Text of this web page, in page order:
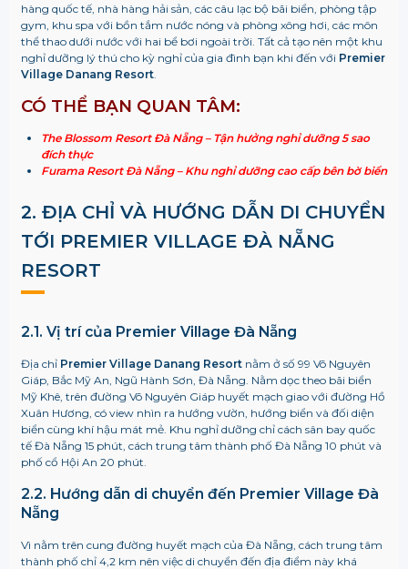
hàng quốc tế, nhà hàng hải sản, các câu lạc bộ bãi biển, phòng tập
gym, khu spa với bồn tắm nước nóng và phòng xông hơi, các môn
thể thao dưới nước với hai bể bơi ngoài trời. Tất cả tạo nên một khu
nghỉ dưỡng lý thú cho kỳ nghỉ của gia đình bạn khi đến với Premier
Village Danang Resort.
CÓ THỂ BẠN QUAN TÂM:
The Blossom Resort Đà Nẵng – Tận hưởng nghỉ dưỡng 5 sao
đích thực
Furama Resort Đà Nẵng – Khu nghỉ dưỡng cao cấp bên bờ biển
2. ĐỊA CHỈ VÀ HƯỚNG DẪN DI CHUYỂN
TỚI PREMIER VILLAGE ĐÀ NẴNG
RESORT
2.1. Vị trí của Premier Village Đà Nẵng
Địa chỉ Premier Village Danang Resortnằm ở số 99 Võ Nguyên
Giáp, Bắc Mỹ An, Ngũ Hành Sơn, Đà Nẵng. Nằm dọc theo bãi biển
Mỹ Khê, trên đường Võ Nguyên Giáp huyết mạch giao với đường Hồ
Xuân Hương, có view nhìn ra hướng vườn, hướng biển và đối diện
biển cùng khí hậu mát mẻ. Khu nghỉ dưỡng chỉ cách sân bay quốc
tế Đà Nẵng 15 phút, cách trung tâm thành phố Đà Nẵng 10 phút và
phố cổ Hội An 20 phút.
2.2. Hướng dẫn di chuyển đến Premier Village Đà
Nẵng
Vì nằm trên cung đường huyết mạch của Đà Nẵng, cách trung tâm
thành phố chỉ 4,2 km nên việc di chuyển đến địa điểm này khá